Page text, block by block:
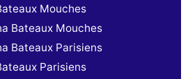
Mouches
Bateaux Mouches
Bateaux Parisiens
Parisiens